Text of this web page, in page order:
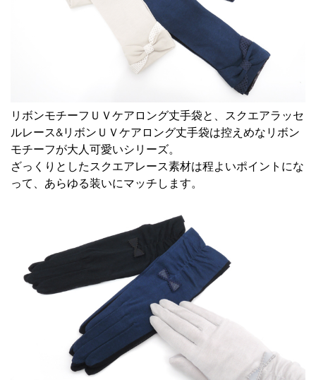
リボンモチーフＵＶケアロング丈手袋と、 スクエアラッセ
ルレース&リボンＵＶケアロング丈手袋は控えめなリボン
モチーフが大人可愛いシリーズ。
ざっくりとしたスクエアレース素材は程よいポイントにな
って、あらゆる装いにマッチします。